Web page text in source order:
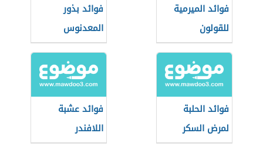
فوائد الميرمية
للقولون
فوائد بذور
المعدنوس
فوائد الحلبة
لمرض السكر
فوائد عشبة
اللافندر